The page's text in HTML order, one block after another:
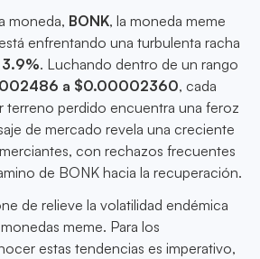
moneda, BONK, la moneda meme
enfrentando una turbulenta racha
3.9%. Luchando dentro de un rango
a $0.00002360, cada
terreno perdido encuentra una feroz
de mercado revela una creciente
con rechazos frecuentes
de BONK hacia la recuperación.
de relieve la volatilidad endémica
meme. Para los
estas tendencias es imperativo,